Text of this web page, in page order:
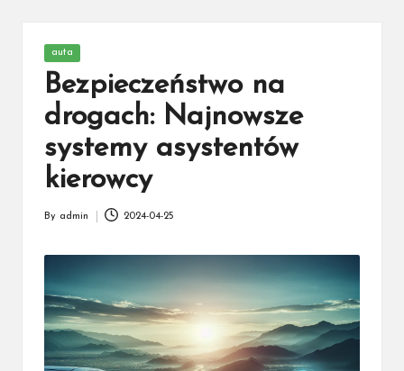
Posted
in
auta
Bezpieczeństwo na
drogach: Najnowsze
systemy asystentów
kierowcy
By admin 2024-04-25